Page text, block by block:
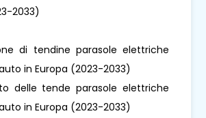
2033)
di tendine parasole elettriche
in Europa (2023-2033)
delle tende parasole elettriche
in Europa (2023-2033)